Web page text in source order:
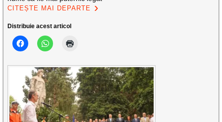
CITEȘTE MAI DEPARTE
Distribuie acest articol